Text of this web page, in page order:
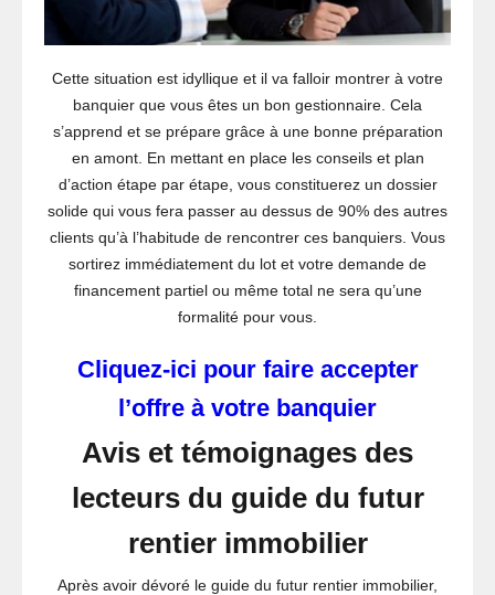
Cette situation est idyllique et il va falloir montrer à votre
banquier que vous êtes un bon gestionnaire. Cela
s’apprend et se prépare grâce à une bonne préparation
en amont. En mettant en place les conseils et plan
d’action étape par étape, vous constituerez un dossier
solide qui vous fera passer au dessus de 90% des autres
clients qu’à l’habitude de rencontrer ces banquiers. Vous
sortirez immédiatement du lot et votre demande de
financement partiel ou même total ne sera qu’une
formalité pour vous.
Cliquez-ici pour faire accepter
l’offre à votre banquier
Avis et témoignages des
lecteurs du guide du futur
rentier immobilier
Après avoir dévoré le guide du futur rentier immobilier,